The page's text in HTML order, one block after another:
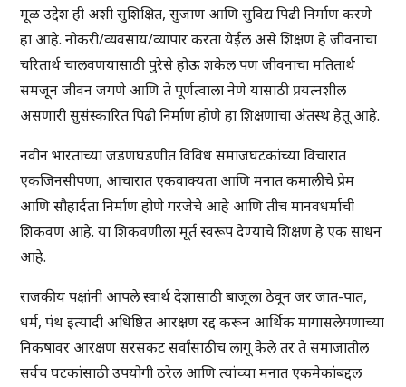
मूळ उद्देश ही अशी सुशिक्षित, सुजाण आणि सुविद्य पिढी निर्माण करणे
हा आहे. नोकरी/व्यवसाय/व्यापार करता येईल असे शिक्षण हे जीवनाचा
चरितार्थ चालवणयासाठी पुरेसे होऊ शकेल पण जीवनाचा मतितार्थ
समजून जीवन जगणे आणि ते पूर्णत्वाला नेणे यासाठी प्रयत्नशील
असणारी सुसंस्कारित पिढी निर्माण होणे हा शिक्षणाचा अंतस्थ हेतू आहे.
नवीन भारताच्या जडणघडणीत विविध समाजघटकांच्या विचारात
एकजिनसीपणा, आचारात एकवाक्यता आणि मनात कमालीचे प्रेम
आणि सौहार्दता निर्माण होणे गरजेचे आहे आणि तीच मानवधर्माची
शिकवण आहे. या शिकवणीला मूर्त स्वरूप देण्याचे शिक्षण हे एक साधन
आहे.
राजकीय पक्षांनी आपले स्वार्थ देशासाठी बाजूला ठेवून जर जात-पात,
धर्म, पंथ इत्यादी अधिष्ठित आरक्षण रद्द करून आर्थिक मागासलेपणाच्या
निकषावर आरक्षण सरसकट सर्वांसाठीच लागू केले तर ते समाजातील
सर्वच घटकांसाठी उपयोगी ठरेल आणि त्यांच्या मनात एकमेकांबद्दल